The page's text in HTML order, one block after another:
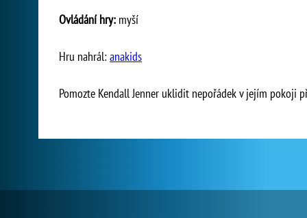
Ovládání hry: myší
Hru nahrál: anakids
Pomozte Kendall Jenner uklidit nepořádek v jejím pokoji